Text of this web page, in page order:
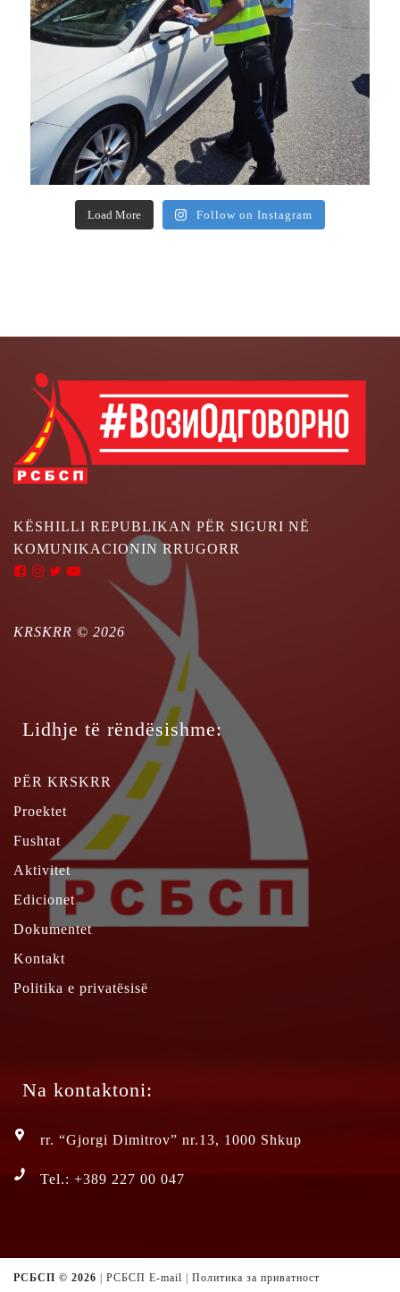
Load More Follow on Instagram
KËSHILLI REPUBLIKAN PËR SIGURI NË
KOMUNIKACIONIN RRUGORR
KRSKRR © 2026
Lidhje të rëndësishme:
PËR KRSKRR
Proektet
Fushtat
Aktivitet
Edicionet
Dokumentet
Kontakt
Politika e privatësisë
Na kontaktoni:
rr. “Gjorgi Dimitrov” nr.13, 1000 Shkup
Tel.: +389 227 00 047
РСБСП © 2026 | РСБСП E-mail | Политика за приватност